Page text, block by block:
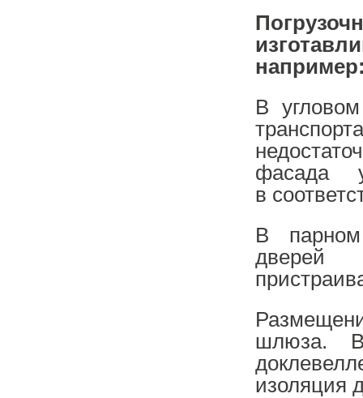
В
фасада
в
В
дверей
шлюза.
изоляция